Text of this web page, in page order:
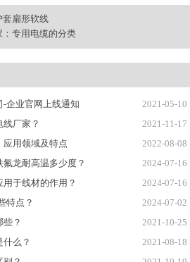
套扁形软线
：专用电缆的分类
2021-05-10
-企业官网上线通知
2021-11-17
厂家？
2022-08-08
应用领域及特点
2024-07-16
龙耐高温多少度？
2024-07-16
于线材的作用？
2024-07-02
特点？
2021-10-25
些？
2021-08-18
么？